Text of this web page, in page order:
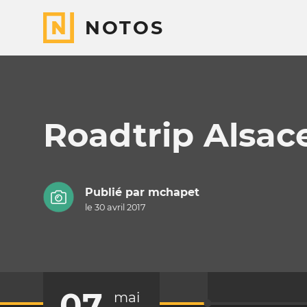
NOTOS
Roadtrip
Publié par mchapet
le 30 avril 2017
mai